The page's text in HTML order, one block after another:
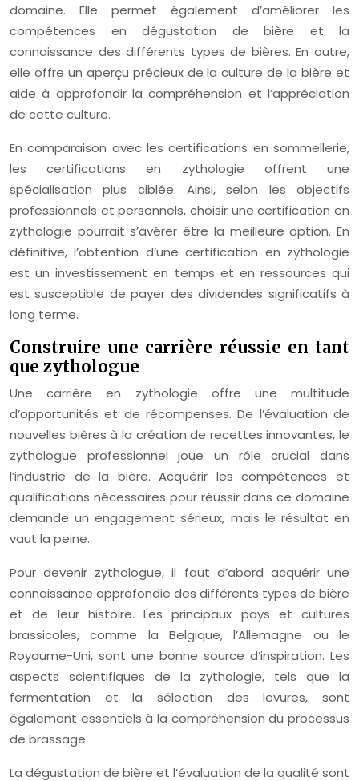
domaine. Elle permet également d’améliorer les
compétences en dégustation de bière et la
connaissance des différents types de bières. En outre,
elle offre un aperçu précieux de la culture de la bière et
aide à approfondir la compréhension et l’appréciation
de cette culture.
En comparaison avec les certifications en sommellerie,
les certifications en zythologie offrent une
spécialisation plus ciblée. Ainsi, selon les objectifs
professionnels et personnels, choisir une certification en
zythologie pourrait s’avérer être la meilleure option. En
définitive, l’obtention d’une certification en zythologie
est un investissement en temps et en ressources qui
est susceptible de payer des dividendes significatifs à
long terme.
Construire une carrière réussie en tant
que zythologue
Une carrière en zythologie offre une multitude
d’opportunités et de récompenses. De l’évaluation de
nouvelles bières à la création de recettes innovantes, le
zythologue professionnel joue un rôle crucial dans
l’industrie de la bière. Acquérir les compétences et
qualifications nécessaires pour réussir dans ce domaine
demande un engagement sérieux, mais le résultat en
vaut la peine.
Pour devenir zythologue, il faut d’abord acquérir une
connaissance approfondie des différents types de bière
et de leur histoire. Les principaux pays et cultures
brassicoles, comme la Belgique, l’Allemagne ou le
Royaume-Uni, sont une bonne source d’inspiration. Les
aspects scientifiques de la zythologie, tels que la
fermentation et la sélection des levures, sont
également essentiels à la compréhension du processus
de brassage.
La dégustation de bière et l’évaluation de la qualité sont